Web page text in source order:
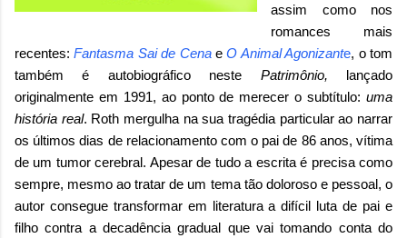
assim como nos
romances mais
recentes:Fantasma Sai de CenaeO Animal Agonizante, o tom
também é autobiográfico neste Patrimônio, lançado
originalmente em 1991, ao ponto de merecer o subtítulo: uma
história real. Roth mergulha na sua tragédia particular ao narrar
os últimos dias de relacionamento com o pai de 86 anos, vítima
de um tumor cerebral. Apesar de tudo a escrita é precisa como
sempre, mesmo ao tratar de um tema tão doloroso e pessoal, o
autor consegue transformar em literatura a difícil luta de pai e
filho contra a decadência gradual que vai tomando conta do